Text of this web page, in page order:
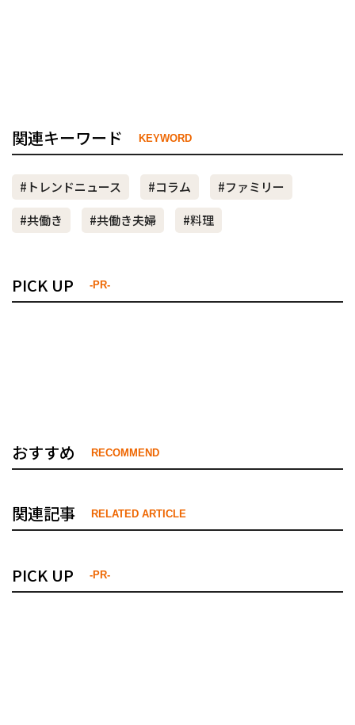
関連キーワード KEYWORD
#トレンドニュース #コラム
#ファミリー
#共働き
#共働き夫婦 #料理
PICK UP -PR-
おすすめ RECOMMEND
関連記事 RELATED ARTICLE
PICK UP -PR-